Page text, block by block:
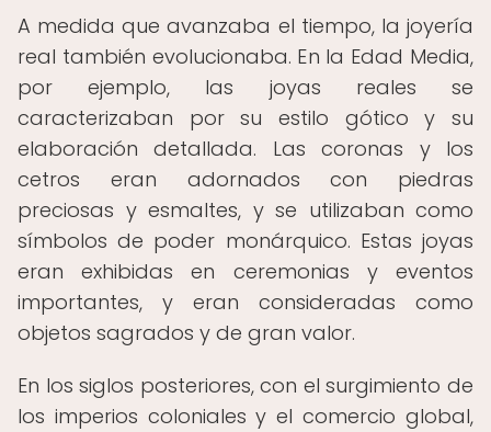
A medida que avanzaba el tiempo, la joyería
real también evolucionaba. En la Edad Media,
por ejemplo, las joyas reales se
caracterizaban por su estilo gótico y su
elaboración detallada. Las coronas y los
cetros eran adornados con piedras
preciosas y esmaltes, y se utilizaban como
símbolos de poder monárquico. Estas joyas
eran exhibidas en ceremonias y eventos
importantes, y eran consideradas como
objetos sagrados y de gran valor.
En los siglos posteriores, con el surgimiento de
los imperios coloniales y el comercio global,